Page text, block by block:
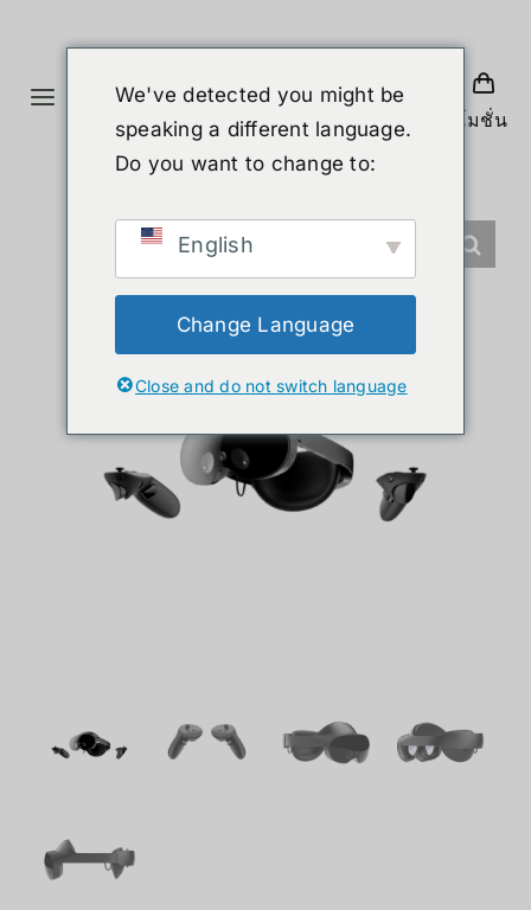
Toggle
Navigation
ヒューマノイド
ニュース
サービス
โปรโมชั่น
We've detected you might be
speaking a different language.
Do you want to change to:
English
Change Language
Close and do not switch language